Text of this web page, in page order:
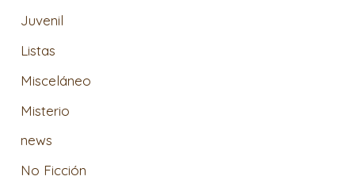
Juvenil
Listas
Misceláneo
Misterio
news
No Ficción